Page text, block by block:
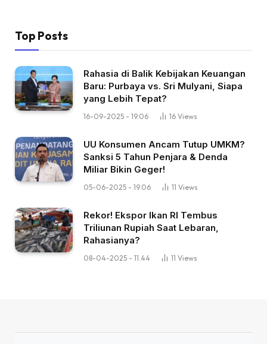
Top Posts
Rahasia di Balik Kebijakan Keuangan
Baru: Purbaya vs. Sri Mulyani, Siapa
yang Lebih Tepat?
16-09-2025 - 19.06 16 Views
UU Konsumen Ancam Tutup UMKM?
Sanksi 5 Tahun Penjara & Denda
Miliar Bikin Geger!
05-06-2025 - 19.06 11 Views
Rekor! Ekspor Ikan RI Tembus
Triliunan Rupiah Saat Lebaran,
Rahasianya?
08-04-2025 - 11.44 11 Views